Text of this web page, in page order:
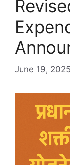
i
s
June 19, 2025